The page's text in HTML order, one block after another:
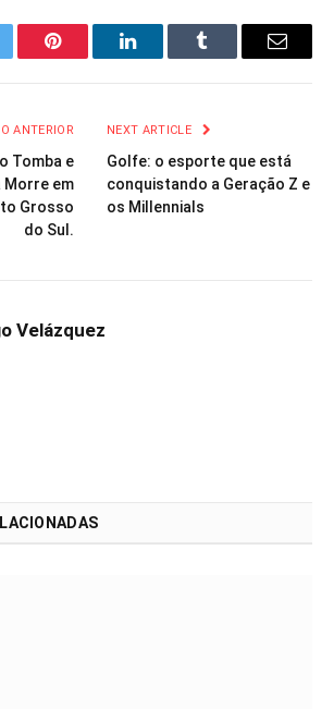
Pinterest LinkedInTumblr Email
ANTERIOR
Tomba e
em
Grosso
do Sul.
NEXT ARTICLE
Golfe: o esporte que está
conquistando a Geração Z e
os Millennials
Velázquez